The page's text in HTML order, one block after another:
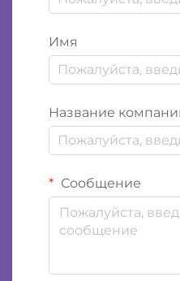
Имя
Название
Сообщение